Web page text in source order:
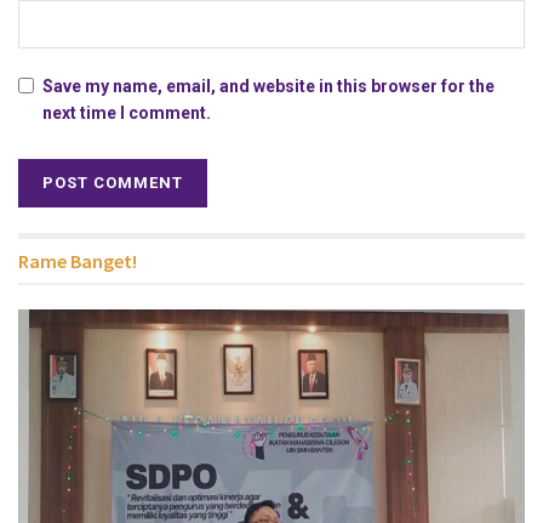
Save my name, email, and website in this browser for the
next time I comment.
Rame Banget!